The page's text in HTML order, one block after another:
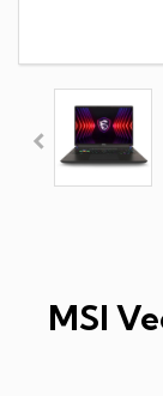
MSI